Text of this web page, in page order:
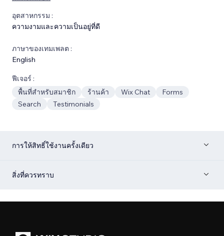
อุตสาหกรรม :
ความงามและความเป็นอยู่ที่ดี
ภาษาของเทมเพลต :
English
ฟีเจอร์ :
พื้นที่สำหรับสมาชิก
ร้านค้า Wix Chat
Forms
Search
Testimonials
การให้สิทธิ์ใช้งานครั้งเดียว
สิ่งที่ควรทราบ